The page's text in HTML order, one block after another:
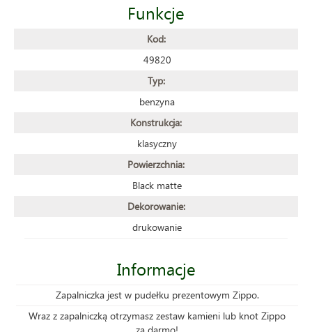
Funkcje
Kod:
49820
Typ:
benzyna
Konstrukcja:
klasyczny
Powierzchnia:
Black matte
Dekorowanie:
drukowanie
Informacje
Zapalniczka jest w pudełku prezentowym Zippo.
Wraz z zapalniczką otrzymasz zestaw kamieni lub knot Zippo
za darmo!